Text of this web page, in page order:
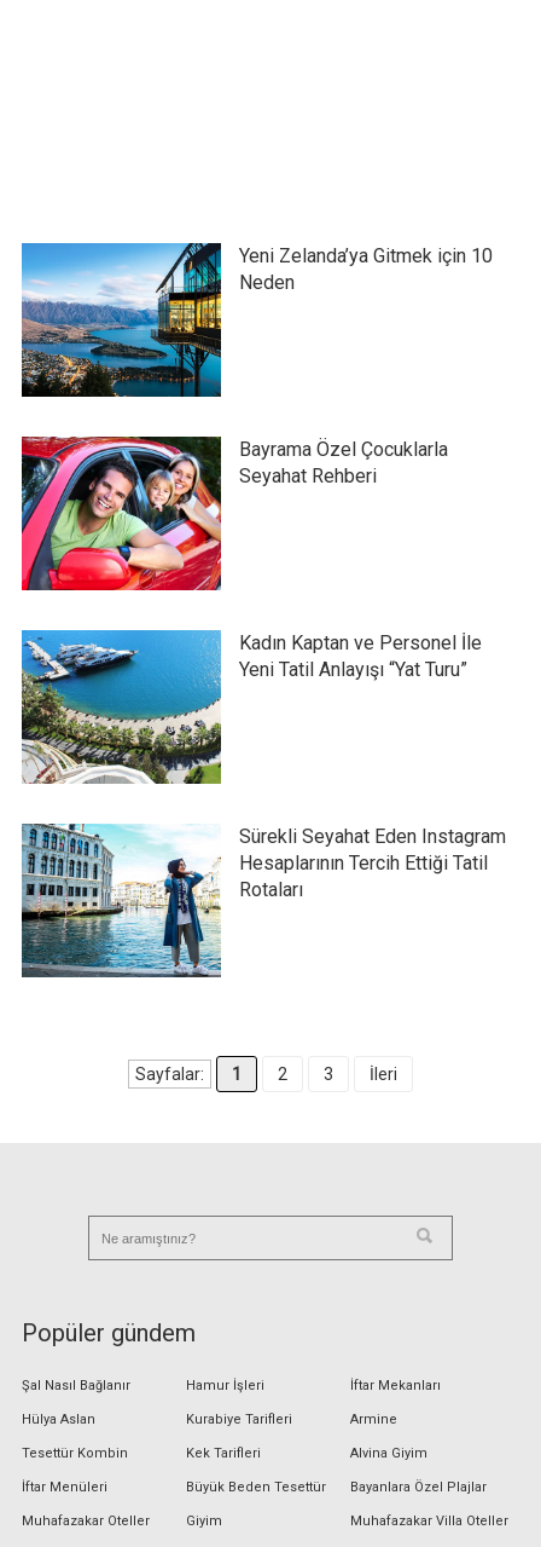
Yeni Zelanda’ya Gitmek için 10
Neden
Bayrama Özel Çocuklarla
Seyahat Rehberi
Kadın Kaptan ve Personel İle
Yeni Tatil Anlayışı “Yat Turu”
Sürekli Seyahat Eden Instagram
Hesaplarının Tercih Ettiği Tatil
Rotaları
Sayfalar: 1 2 3 İleri
Popüler gündem
Şal Nasıl Bağlanır
Hülya Aslan
Tesettür Kombin
İftar Menüleri
Muhafazakar Oteller
Hamur İşleri
Kurabiye Tarifleri
Kek Tarifleri
Büyük Beden Tesettür
Giyim
İftar Mekanları
Armine
Alvina Giyim
Bayanlara Özel Plajlar
Muhafazakar Villa Oteller